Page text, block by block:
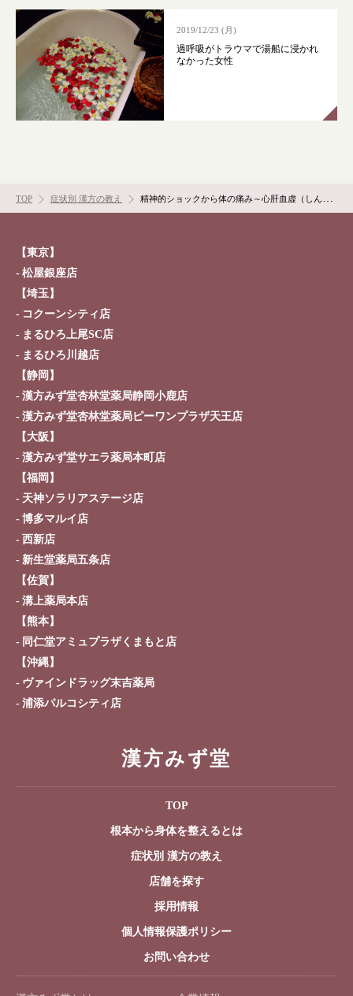
2019/12/23 (月)
過呼吸がトラウマで湯船に浸かれ
なかった女性
TOP 症状別 漢方の教え 精神的ショックから体の痛み～心肝血虚（しんかんけっきょ）～
【東京】
松屋銀座店
【埼玉】
コクーンシティ店
まるひろ上尾SC店
まるひろ川越店
【静岡】
漢方みず堂杏林堂薬局静岡小鹿店
漢方みず堂杏林堂薬局ピーワンプラザ天王店
【大阪】
漢方みず堂サエラ薬局本町店
【福岡】
天神ソラリアステージ店
博多マルイ店
西新店
新生堂薬局五条店
【佐賀】
溝上薬局本店
【熊本】
同仁堂アミュプラザくまもと店
【沖縄】
ヴァインドラッグ末吉薬局
浦添パルコシティ店
漢方みず堂
TOP
根本から身体を整えるとは
症状別 漢方の教え
店舗を探す
採用情報
個人情報保護ポリシー
お問い合わせ